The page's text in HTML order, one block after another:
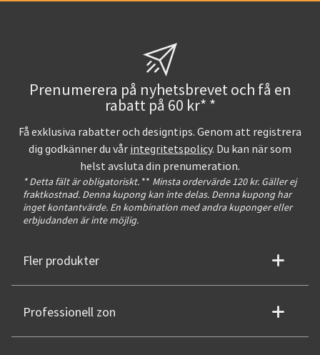
Prenumerera på nyhetsbrevet och få en
rabatt på 60 kr* *
Få exklusiva rabatter och designtips. Genom att registrera
dig godkänner du vår integritetspolicy. Du kan när som
helst avsluta din prenumeration.
* Detta fält är obligatoriskt. ** Minsta ordervärde 120 kr. Gäller ej
fraktkostnad. Denna kupong kan inte delas. Denna kupong har
inget kontantvärde. En kombination med andra kuponger eller
erbjudanden är inte möjlig.
Fler produkter
Professionell zon